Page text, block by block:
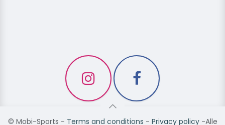
© Mobi-Sports - Terms and conditions - Privacy policy-Alle